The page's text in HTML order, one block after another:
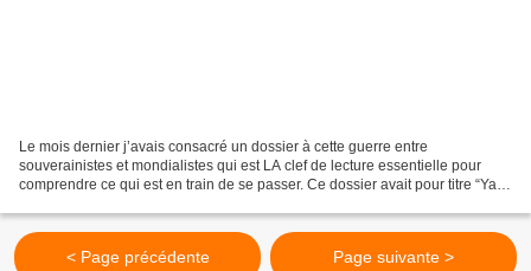
Le mois dernier j’avais consacré un dossier à cette guerre entre
souverainistes et mondialistes qui est LA clef de lecture essentielle pour
comprendre ce qui est en train de se passer. Ce dossier avait pour titre “Yalta
< Page précédente Page suivante >